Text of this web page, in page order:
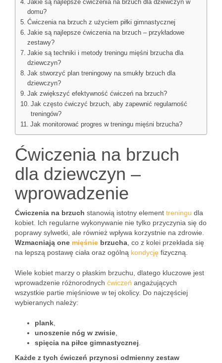
Jakie są najlepsze ćwiczenia na brzuch dla dziewczyn w
domu?
Ćwiczenia na brzuch z użyciem piłki gimnastycznej
Jakie są najlepsze ćwiczenia na brzuch – przykładowe
zestawy?
Jakie są techniki i metody treningu mięśni brzucha dla
dziewczyn?
Jak stworzyć plan treningowy na smukły brzuch dla
dziewczyn?
Jak zwiększyć efektywność ćwiczeń na brzuch?
Jak często ćwiczyć brzuch, aby zapewnić regularność
treningów?
Jak monitorować progres w treningu mięśni brzucha?
Ćwiczenia na brzuch
dla dziewczyn –
wprowadzenie
Ćwiczenia na brzuch stanowią istotny element treningu dla
kobiet. Ich regularne wykonywanie nie tylko przyczynia się do
poprawy sylwetki, ale również wpływa korzystnie na zdrowie.
Wzmacniają one mięśnie brzucha , co z kolei przekłada się
na lepszą postawę ciała oraz ogólną kondycję fizyczną.
Wiele kobiet marzy o płaskim brzuchu, dlatego kluczowe jest
wprowadzenie różnorodnych ćwiczeń angażujących
wszystkie partie mięśniowe w tej okolicy. Do najczęściej
wybieranych należy:
plank
unoszenie nóg w zwisie
spięcia na piłce gimnastycznej
Każde z tych ćwiczeń przynosi odmienny zestaw